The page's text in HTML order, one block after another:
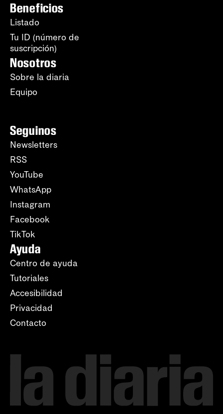
Beneficios
Listado
Tu ID (número de
suscripción)
Nosotros
Sobre la diaria
Equipo
Seguinos
Newsletters
RSS
YouTube
WhatsApp
Instagram
Facebook
TikTok
Ayuda
Centro de ayuda
Tutoriales
Accesibilidad
Privacidad
Contacto